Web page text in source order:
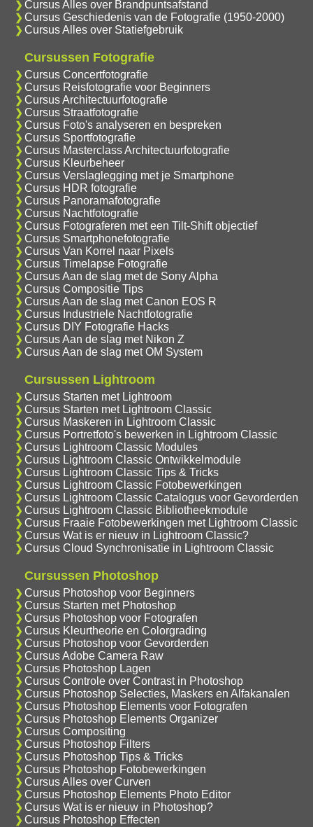
Cursus Alles over Brandpuntsafstand
Cursus Geschiedenis van de Fotografie (1950-2000)
Cursus Alles over Statiefgebruik
Cursussen Fotografie
Cursus Concertfotografie
Cursus Reisfotografie voor Beginners
Cursus Architectuurfotografie
Cursus Straatfotografie
Cursus Foto's analyseren en bespreken
Cursus Sportfotografie
Cursus Masterclass Architectuurfotografie
Cursus Kleurbeheer
Cursus Verslaglegging met je Smartphone
Cursus HDR fotografie
Cursus Panoramafotografie
Cursus Nachtfotografie
Cursus Fotograferen met een Tilt-Shift objectief
Cursus Smartphonefotografie
Cursus Van Korrel naar Pixels
Cursus Timelapse Fotografie
Cursus Aan de slag met de Sony Alpha
Cursus Compositie Tips
Cursus Aan de slag met Canon EOS R
Cursus Industriele Nachtfotografie
Cursus DIY Fotografie Hacks
Cursus Aan de slag met Nikon Z
Cursus Aan de slag met OM System
Cursussen Lightroom
Cursus Starten met Lightroom
Cursus Starten met Lightroom Classic
Cursus Maskeren in Lightroom Classic
Cursus Portretfoto's bewerken in Lightroom Classic
Cursus Lightroom Classic Modules
Cursus Lightroom Classic Ontwikkelmodule
Cursus Lightroom Classic Tips & Tricks
Cursus Lightroom Classic Fotobewerkingen
Cursus Lightroom Classic Catalogus voor Gevorderden
Cursus Lightroom Classic Bibliotheekmodule
Cursus Fraaie Fotobewerkingen met Lightroom Classic
Cursus Wat is er nieuw in Lightroom Classic?
Cursus Cloud Synchronisatie in Lightroom Classic
Cursussen Photoshop
Cursus Photoshop voor Beginners
Cursus Starten met Photoshop
Cursus Photoshop voor Fotografen
Cursus Kleurtheorie en Colorgrading
Cursus Photoshop voor Gevorderden
Cursus Adobe Camera Raw
Cursus Photoshop Lagen
Cursus Controle over Contrast in Photoshop
Cursus Photoshop Selecties, Maskers en Alfakanalen
Cursus Photoshop Elements voor Fotografen
Cursus Photoshop Elements Organizer
Cursus Compositing
Cursus Photoshop Filters
Cursus Photoshop Tips & Tricks
Cursus Photoshop Fotobewerkingen
Cursus Alles over Curven
Cursus Photoshop Elements Photo Editor
Cursus Wat is er nieuw in Photoshop?
Cursus Photoshop Effecten